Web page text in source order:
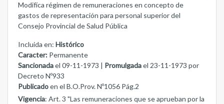
Modifíca régimen de remuneraciones en concepto de
gastos de representación para personal superior del
Consejo Provincial de Salud Pública
Incluida en: Histórico
Caracter: Permanente
Sancionadael 09-11-1973 | Promulgadael 23-11-1973 por
Decreto Nº933
Publicadoen el B.O.Prov. Nº1056 Pág.2
Vigencia: Art. 3 "Las remuneraciones que se aprueban por la